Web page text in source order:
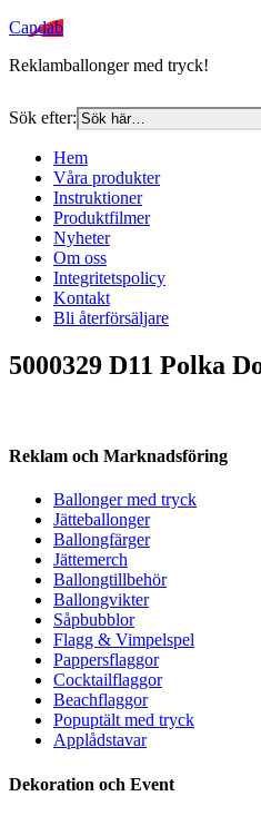
Candab
Reklamballonger med tryck!
Sök efter:
Hem
Våra produkter
Instruktioner
Produktfilmer
Nyheter
Om oss
Integritetspolicy
Kontakt
Bli återförsäljare
5000329 D11 Polka
Reklam och Marknadsföring
Ballonger med tryck
Jätteballonger
Ballongfärger
Jättemerch
Ballongtillbehör
Ballongvikter
Såpbubblor
Flagg & Vimpelspel
Pappersflaggor
Cocktailflaggor
Beachflaggor
Popuptält med tryck
Applådstavar
Dekoration och Event